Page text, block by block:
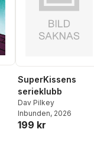
antal röster:
SuperKissens
serieklubb
Dav Pilkey
Inbunden, 2026
199 kr